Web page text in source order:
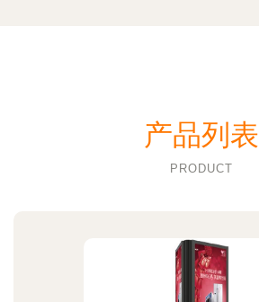
产品列表
PRODUCT